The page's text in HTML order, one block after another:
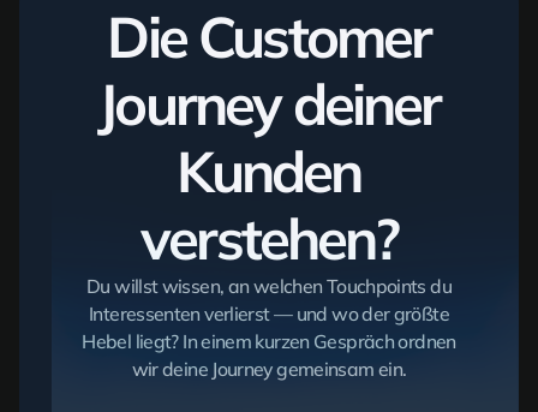
Die Customer
Journey deiner
Kunden
verstehen?
Du willst wissen, an welchen Touchpoints du
Interessenten verlierst — und wo der größte
Hebel liegt? In einem kurzen Gespräch ordnen
wir deine Journey gemeinsam ein.